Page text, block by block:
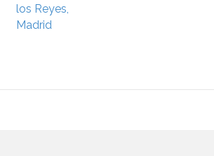
los Reyes,
Madrid